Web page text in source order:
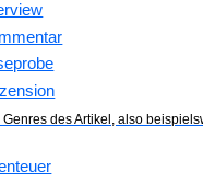
Genres des Artikel, also